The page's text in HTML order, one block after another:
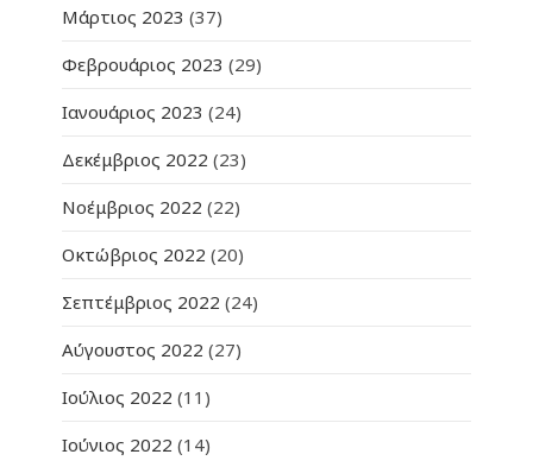
Μάρτιος 2023 (37)
Φεβρουάριος 2023 (29)
Ιανουάριος 2023 (24)
Δεκέμβριος 2022 (23)
Νοέμβριος 2022 (22)
Οκτώβριος 2022 (20)
Σεπτέμβριος 2022 (24)
Αύγουστος 2022 (27)
Ιούλιος 2022 (11)
Ιούνιος 2022 (14)